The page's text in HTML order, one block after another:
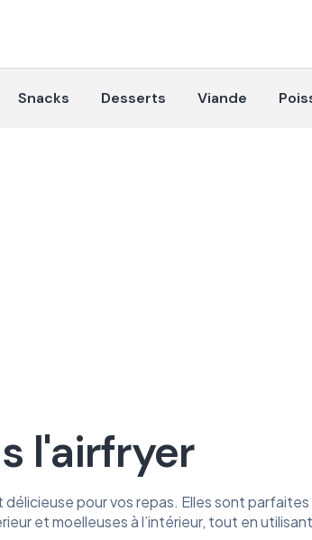
Snacks Desserts Viande
l'airfryer
pour vos repas. Elles sont
et moelleuses à l’intérieur, tout en